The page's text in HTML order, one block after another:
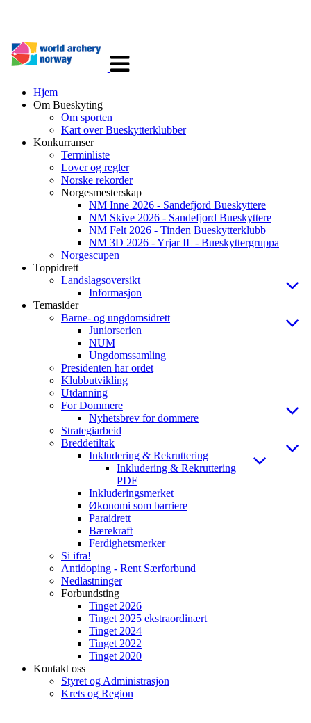
navigasjon
Hjem
Om Bueskyting
Om sporten
Kart over Bueskytterklubber
Konkurranser
Terminliste
Lover og regler
Norske rekorder
Norgesmesterskap
NM Inne 2026 - Sandefjord Bueskyttere
NM Skive 2026 - Sandefjord Bueskyttere
NM Felt 2026 - Tinden Bueskytterklubb
NM 3D 2026 - Yrjar IL - Bueskyttergruppa
Norgescupen
Toppidrett
Landslagsoversikt
Informasjon
Temasider
Barne- og ungdomsidrett
Juniorserien
NUM
Ungdomssamling
Presidenten har ordet
Klubbutvikling
Utdanning
For Dommere
Nyhetsbrev for dommere
Strategiarbeid
Breddetiltak
Inkludering & Rekruttering
Inkludering & Rekruttering
PDF
Inkluderingsmerket
Økonomi som barriere
Paraidrett
Bærekraft
Ferdighetsmerker
Si ifra!
Antidoping - Rent Særforbund
Nedlastninger
Forbundsting
Tinget 2026
Tinget 2025 ekstraordinært
Tinget 2024
Tinget 2022
Tinget 2020
Kontakt oss
Styret og Administrasjon
Krets og Region